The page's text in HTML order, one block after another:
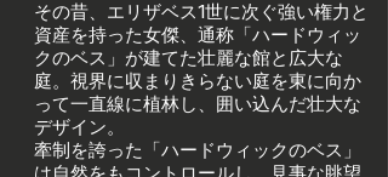
その昔、エリザベス1世に次ぐ強い権力と
資産を持った女傑、通称「ハードウィッ
クのベス」が建てた壮麗な館と広大な
庭。視界に収まりきらない庭を東に向か
って一直線に植林し、囲い込んだ壮大な
デザイン。
牽制を誇った「ハードウィックのベス」